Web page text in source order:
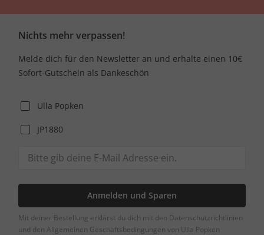
Nichts mehr verpassen!
Melde dich für den Newsletter an und erhalte einen 10€
Sofort-Gutschein als Dankeschön
Ulla Popken
JP1880
Anmelden und Sparen
Mit deiner Bestellung erklärst du dich mit den Datenschutzrichtlinien
und den Allgemeinen Geschäftsbedingungen von Ulla Popken